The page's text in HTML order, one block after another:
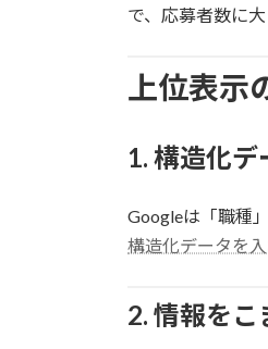
で、応募者数に大
上位表示
1. 構造化
Googleは「職種
構造化データを
2. 情報をこ